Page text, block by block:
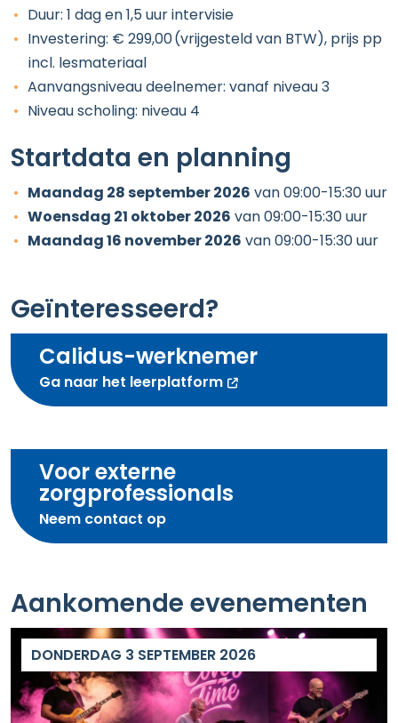
Duur: 1 dag en 1,5 uur intervisie
Investering: € 299,00 (vrijgesteld van BTW), prijs pp
incl. lesmateriaal
Aanvangsniveau deelnemer: vanaf niveau 3
Niveau scholing: niveau 4
Startdata en planning
Maandag 28 september 2026 van 09:00-15:30 uur
Woensdag 21 oktober 2026 van 09:00-15:30 uur
Maandag 16 november 2026 van 09:00-15:30 uur
Geïnteresseerd?
Calidus-werknemer
Ga naar het leerplatformopent nieuw scherm
Voor externe
zorg­professionals
Neem contact op
Aankomende evenementen
DONDERDAG 3 SEPTEMBER 2026